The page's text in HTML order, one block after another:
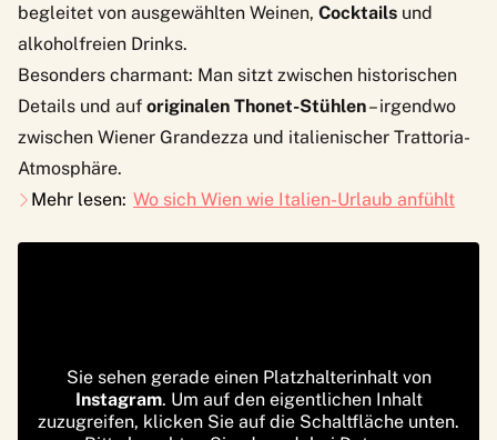
begleitet von ausgewählten Weinen, Cocktails und
alkoholfreien Drinks.
Besonders charmant: Man sitzt zwischen historischen
Details und auf originalen Thonet-Stühlen– irgendwo
zwischen Wiener Grandezza und italienischer Trattoria-
Atmosphäre.
Mehr lesen: Wo sich Wien wie Italien-Urlaub anfühlt
Sie sehen gerade einen Platzhalterinhalt von
Instagram. Um auf den eigentlichen Inhalt
zuzugreifen, klicken Sie auf die Schaltfläche unten.